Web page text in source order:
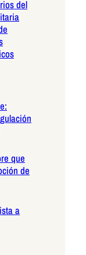
del
que
de
a